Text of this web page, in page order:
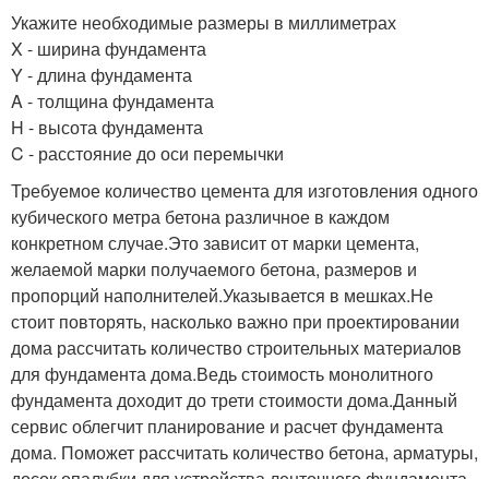
Укажите необходимые размеры в миллиметрах
X - ширина фундамента
Y - длина фундамента
A - толщина фундамента
H - высота фундамента
C - расстояние до оси перемычки
Требуемое количество цемента для изготовления одного
кубического метра бетона различное в каждом
конкретном случае.Это зависит от марки цемента,
желаемой марки получаемого бетона, размеров и
пропорций наполнителей.Указывается в мешках.Не
стоит повторять, насколько важно при проектировании
дома рассчитать количество строительных материалов
для фундамента дома.Ведь стоимость монолитного
фундамента доходит до трети стоимости дома.Данный
сервис облегчит планирование и расчет фундамента
дома. Поможет рассчитать количество бетона, арматуры,